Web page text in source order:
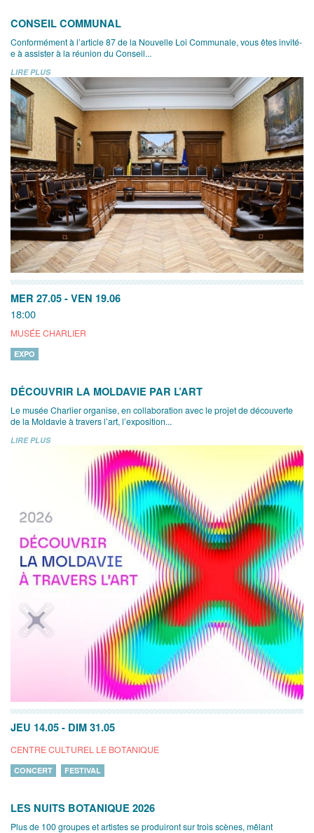
CONSEIL COMMUNAL
Conformément à l’article 87 de la Nouvelle Loi Communale, vous êtes invité-
e à assister à la réunion du Conseil...
LIRE PLUS
MER 27.05 - VEN 19.06
18:00
MUSÉE CHARLIER
EXPO
DÉCOUVRIR LA MOLDAVIE PAR L’ART
Le musée Charlier organise, en collaboration avec le projet de découverte
de la Moldavie à travers l’art, l’exposition...
LIRE PLUS
JEU 14.05 - DIM 31.05
CENTRE CULTUREL LE BOTANIQUE
CONCERT FESTIVAL
LES NUITS BOTANIQUE 2026
Plus de 100 groupes et artistes se produiront sur trois scènes, mêlant